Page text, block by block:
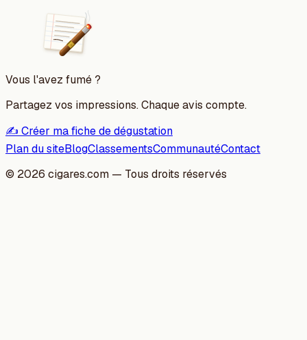
Vous l'avez fumé ?
Partagez vos impressions. Chaque avis compte.
✍️ Créer ma fiche de dégustation
Plan du siteBlogClassementsCommunautéContact
© 2026 cigares.com — Tous droits réservés